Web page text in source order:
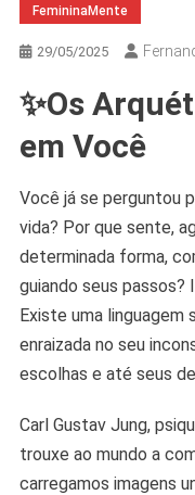
FemininaMente
29/05/2025
✨Os
em Você
Você já se perguntou
vida? Por que sente,
determinada forma,
guiando seus passos?
Existe uma linguagem
enraizada no seu
escolhas e até seus
Carl Gustav Jung,
trouxe ao mundo a
carregamos imagens